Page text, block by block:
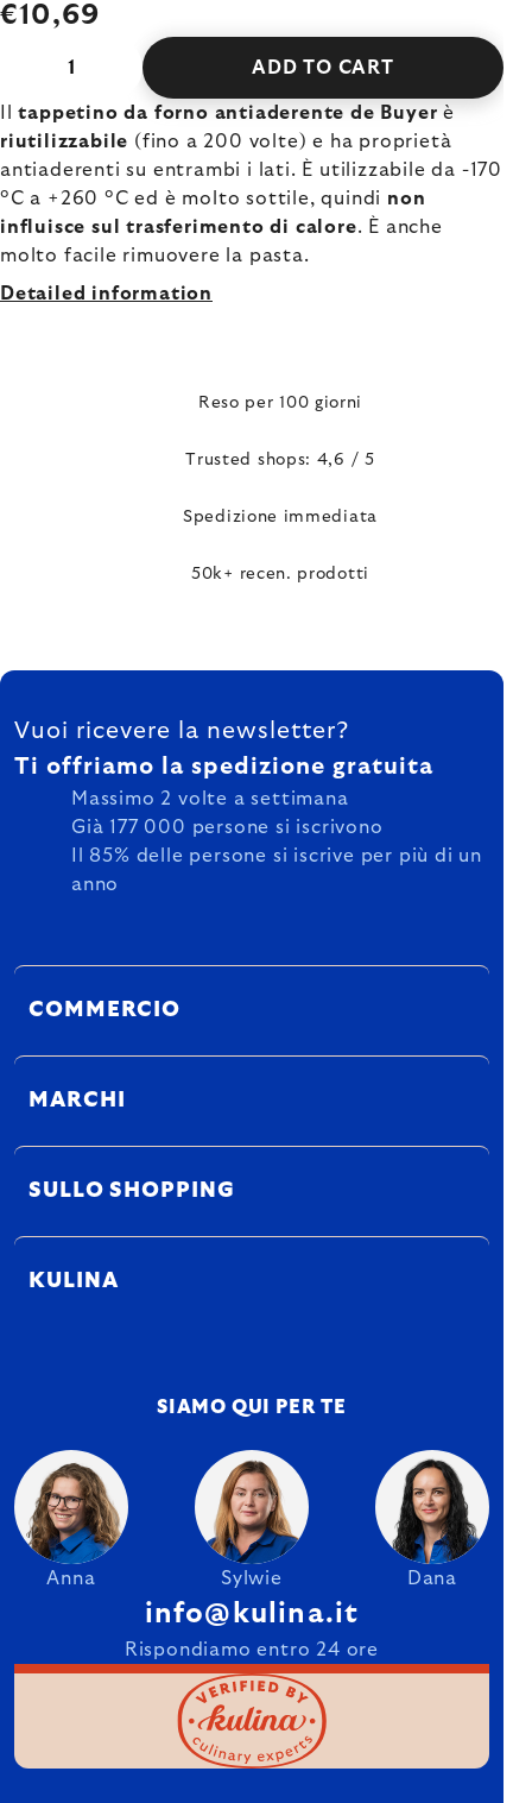
€10,69
ADD TO CART
Iltappetino da forno antiaderente de Buyer è
riutilizzabile (fino a 200 volte) e ha proprietà
antiaderenti su entrambi i lati. È utilizzabile da -170
°C a +260 °C ed è molto sottile, quindi non
influisce sul trasferimento di calore. È anche
molto facile rimuovere la pasta.
Detailed information
Reso per 100 giorni
Trusted shops: 4,6 / 5
Spedizione immediata
50k+ recen. prodotti
FOOTER
Vuoi ricevere la newsletter?
Ti offriamo la spedizione gratuita
Massimo 2 volte a settimana
Già 177 000 persone si iscrivono
Il 85% delle persone si iscrive per più di un
anno
COMMERCIO
MARCHI
SULLO SHOPPING
KULINA
SIAMO QUI PER TE
Anna Sylwie Dana
info@kulina.it
Rispondiamo entro 24 ore